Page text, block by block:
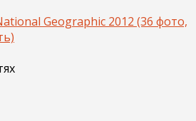
Geographic 2012 (36 фото,